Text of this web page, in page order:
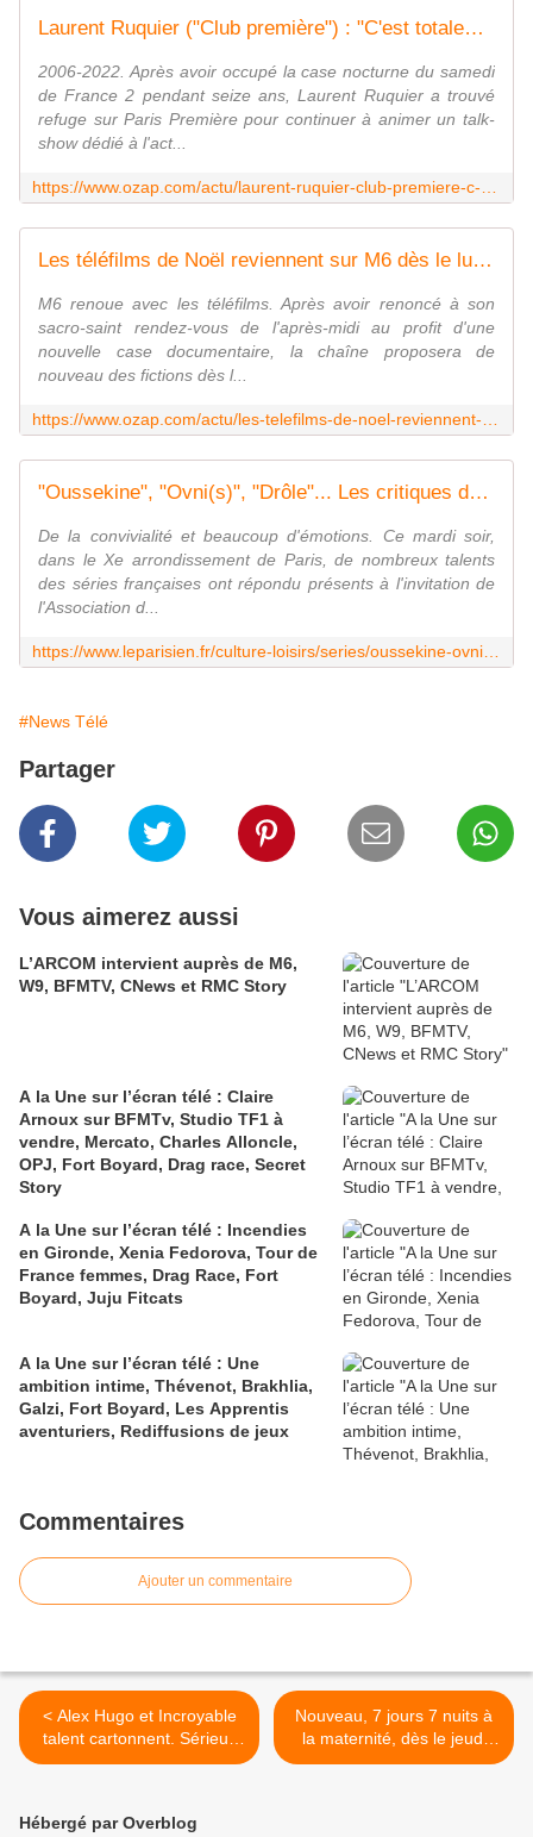
Laurent Ruquier ("Club première") : "C'est totalement idiot de publier les audiences de Paris Première"
2006-2022. Après avoir occupé la case nocturne du samedi
de France 2 pendant seize ans, Laurent Ruquier a trouvé
refuge sur Paris Première pour continuer à animer un talk-
show dédié à l'act...
Les téléfilms de Noël reviennent sur M6 dès le lundi 5 décembre
M6 renoue avec les téléfilms. Après avoir renoncé à son
sacro-saint rendez-vous de l'après-midi au profit d'une
nouvelle case documentaire, la chaîne proposera de
nouveau des fictions dès l...
"Oussekine", "Ovni(s)", "Drôle"... Les critiques dévoilent leur palmarès des séries françaises
De la convivialité et beaucoup d'émotions. Ce mardi soir,
dans le Xe arrondissement de Paris, de nombreux talents
des séries françaises ont répondu présents à l'invitation de
l'Association d...
#News Télé
Partager
Vous aimerez aussi
L’ARCOM intervient auprès de M6,
W9, BFMTV, CNews et RMC Story
A la Une sur l’écran télé : Claire
Arnoux sur BFMTv, Studio TF1 à
vendre, Mercato, Charles Alloncle,
OPJ, Fort Boyard, Drag race, Secret
Story
A la Une sur l’écran télé : Incendies
en Gironde, Xenia Fedorova, Tour de
France femmes, Drag Race, Fort
Boyard, Juju Fitcats
A la Une sur l’écran télé : Une
ambition intime, Thévenot, Brakhlia,
Galzi, Fort Boyard, Les Apprentis
aventuriers, Rediffusions de jeux
Commentaires
Ajouter un commentaire
< Alex Hugo et Incroyable
talent cartonnent. Sérieux
revers pour Omar Sy et
Nouveau, 7 jours 7 nuits à
la maternité, dès le jeudi
17/11/2022 à 21h05 sur
Hébergé par Overblog